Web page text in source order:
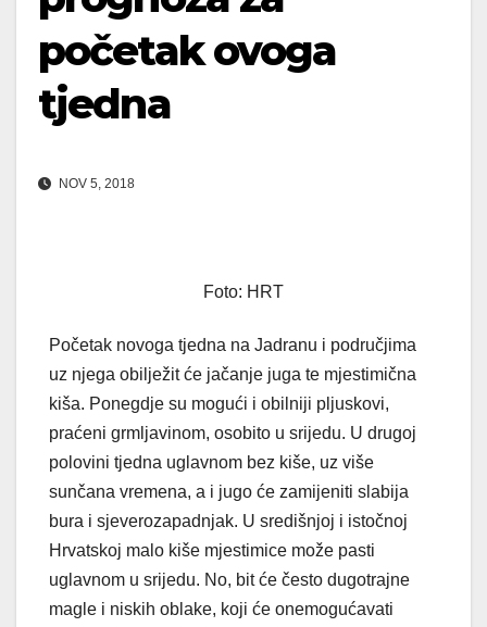
početak ovoga
tjedna
NOV 5, 2018
Foto: HRT
Početak novoga tjedna na Jadranu i područjima
uz njega obilježit će jačanje juga te mjestimična
kiša. Ponegdje su mogući i obilniji pljuskovi,
praćeni grmljavinom, osobito u srijedu. U drugoj
polovini tjedna uglavnom bez kiše, uz više
sunčana vremena, a i jugo će zamijeniti slabija
bura i sjeverozapadnjak. U središnjoj i istočnoj
Hrvatskoj malo kiše mjestimice može pasti
uglavnom u srijedu. No, bit će često dugotrajne
magle i niskih oblake, koji će onemogućavati